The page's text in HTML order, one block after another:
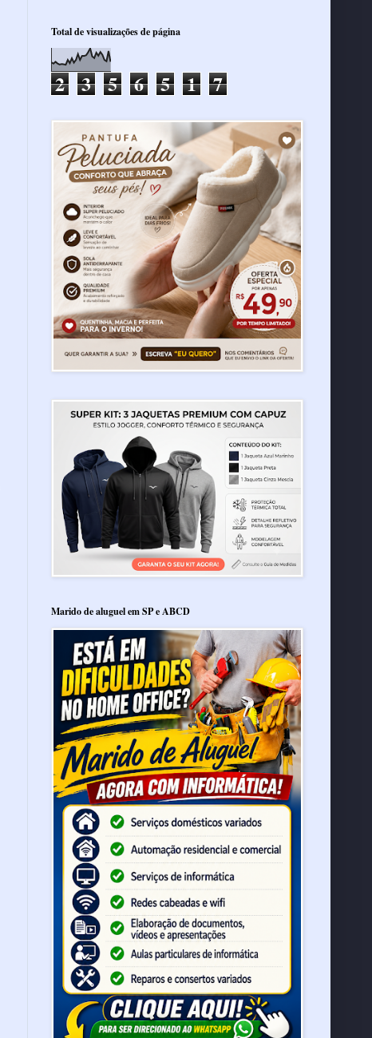
Total de visualizações de página
2 3 5 6 5 1 7
Marido de aluguel em SP e ABCD